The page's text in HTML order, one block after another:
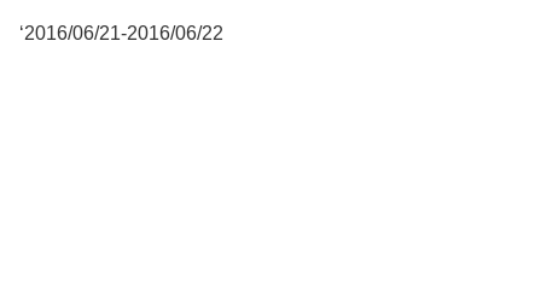
‘2016/06/21-2016/06/22